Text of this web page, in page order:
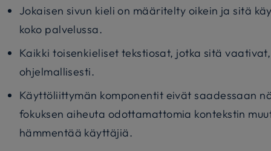
Jokaisen sivun kieli on määritelty oikein ja sitä
koko palvelussa.
Kaikki toisenkieliset tekstiosat, jotka sitä
ohjelmallisesti.
Käyttöliittymän komponentit eivät saadessaan
fokuksen aiheuta odottamattomia kontekstin
hämmentää käyttäjiä.